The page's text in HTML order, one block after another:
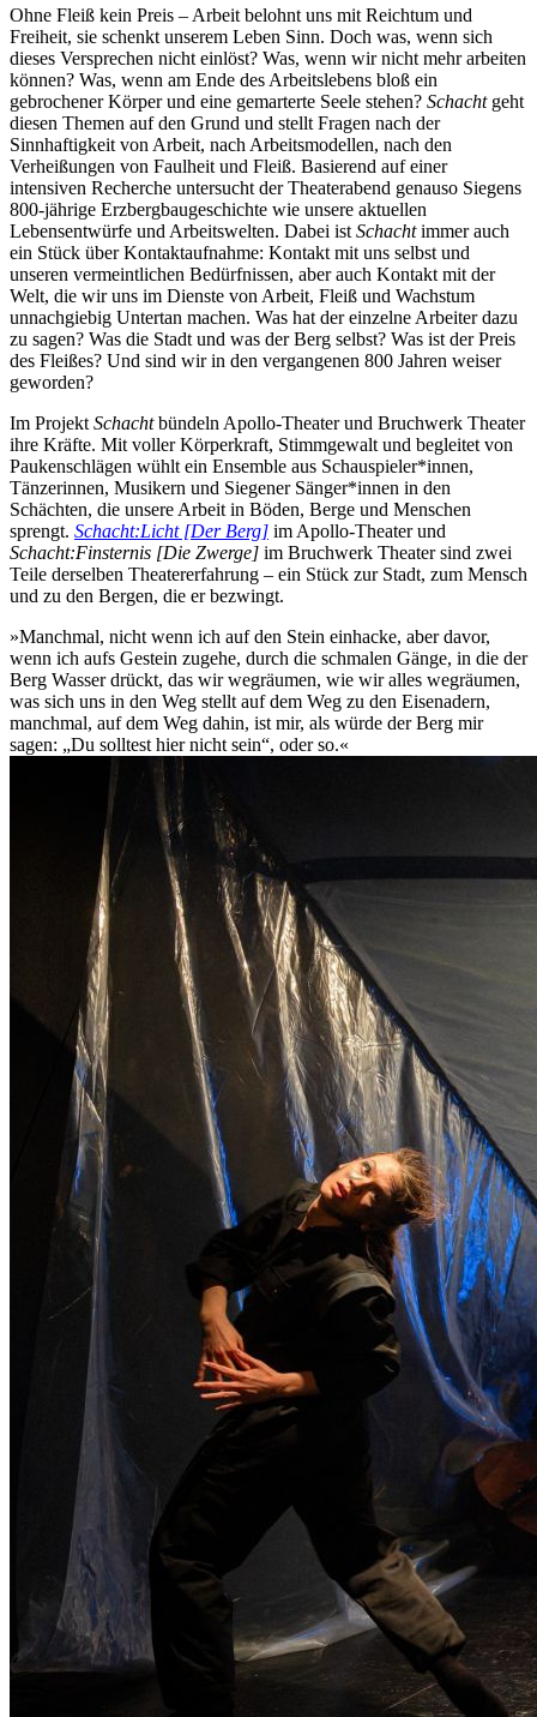
Ohne Fleiß kein Preis – Arbeit belohnt uns mit Reichtum und
Freiheit, sie schenkt unserem Leben Sinn. Doch was, wenn sich
dieses Versprechen nicht einlöst? Was, wenn wir nicht mehr arbeiten
können? Was, wenn am Ende des Arbeitslebens bloß ein
gebrochener Körper und eine gemarterte Seele stehen? Schacht geht
diesen Themen auf den Grund und stellt Fragen nach der
Sinnhaftigkeit von Arbeit, nach Arbeitsmodellen, nach den
Verheißungen von Faulheit und Fleiß. Basierend auf einer
intensiven Recherche untersucht der Theaterabend genauso Siegens
800-jährige Erzbergbaugeschichte wie unsere aktuellen
Lebensentwürfe und Arbeitswelten. Dabei ist Schachtimmer auch
ein Stück über Kontaktaufnahme: Kontakt mit uns selbst und
unseren vermeintlichen Bedürfnissen, aber auch Kontakt mit der
Welt, die wir uns im Dienste von Arbeit, Fleiß und Wachstum
unnachgiebig Untertan machen. Was hat der einzelne Arbeiter dazu
zu sagen? Was die Stadt und was der Berg selbst? Was ist der Preis
des Fleißes? Und sind wir in den vergangenen 800 Jahren weiser
geworden?
Im Projekt Schachtbündeln Apollo-Theater und Bruchwerk Theater
ihre Kräfte. Mit voller Körperkraft, Stimmgewalt und begleitet von
Paukenschlägen wühlt ein Ensemble aus Schauspieler*innen,
Tänzerinnen, Musikern und Siegener Sänger*innen in den
Schächten, die unsere Arbeit in Böden, Berge und Menschen
sprengt. Schacht:Licht [Der Berg] im Apollo-Theater und
Schacht:Finsternis [Die Zwerge] im Bruchwerk Theater sind zwei
Teile derselben Theatererfahrung – ein Stück zur Stadt, zum Mensch
und zu den Bergen, die er bezwingt.
»Manchmal, nicht wenn ich auf den Stein einhacke, aber davor,
wenn ich aufs Gestein zugehe, durch die schmalen Gänge, in die der
Berg Wasser drückt, das wir wegräumen, wie wir alles wegräumen,
was sich uns in den Weg stellt auf dem Weg zu den Eisenadern,
manchmal, auf dem Weg dahin, ist mir, als würde der Berg mir
sagen: „Du solltest hier nicht sein“, oder so.«